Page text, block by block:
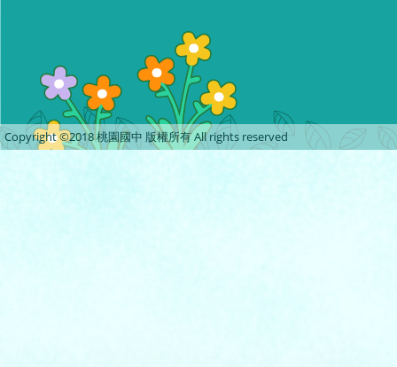
Copyright ©2018 桃園國中 版權所有 All rights reserved